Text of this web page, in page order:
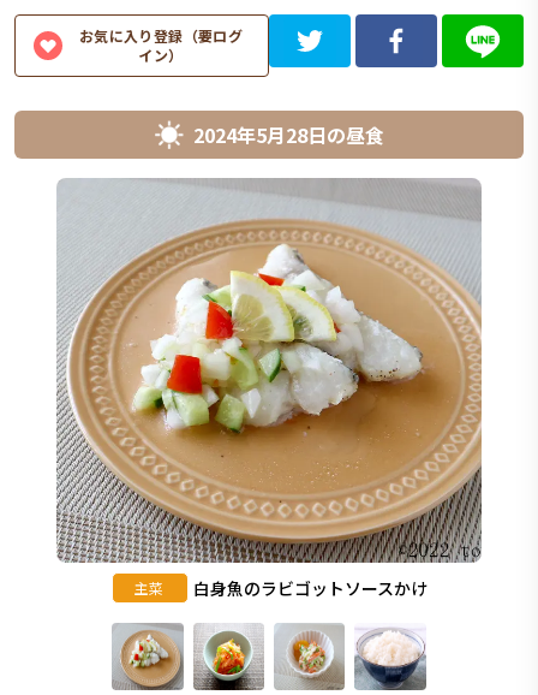
お気に入り登録（要ログ
イン）
2024年5月28日の昼食
主菜 白身魚のラビゴットソースかけ